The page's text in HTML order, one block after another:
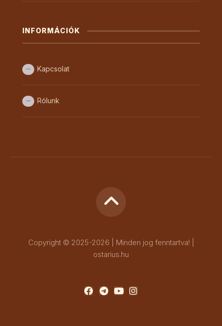
INFORMÁCIÓK
Kapcsolat
Rólunk
Copyright © 2025-2026 | Minden jog fenntartva! |
ostarius.hu